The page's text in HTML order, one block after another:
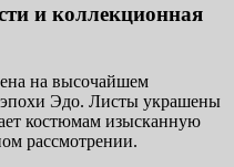
и коллекционная
на высочайшем
эпохи Эдо. Листы украшены
костюмам изысканную
рассмотрении.